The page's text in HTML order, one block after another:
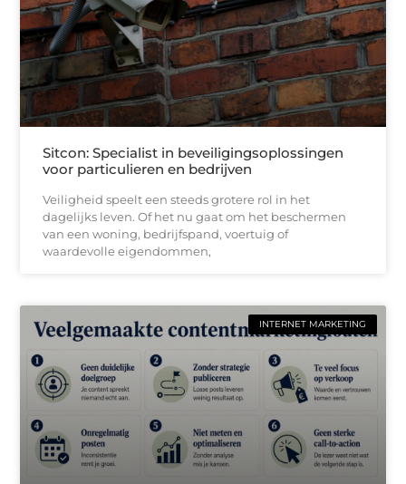
Sitcon: Specialist in beveiligingsoplossingen
voor particulieren en bedrijven
Veiligheid speelt een steeds grotere rol in het
dagelijks leven. Of het nu gaat om het beschermen
van een woning, bedrijfspand, voertuig of
waardevolle eigendommen,
INTERNET MARKETING